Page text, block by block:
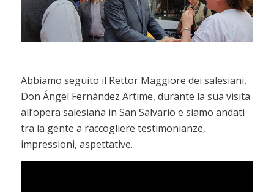
Abbiamo seguito il Rettor Maggiore dei salesiani,
Don Ángel Fernández Artime, durante la sua visita
all’opera salesiana in San Salvario e siamo andati
tra la gente a raccogliere testimonianze,
impressioni, aspettative.